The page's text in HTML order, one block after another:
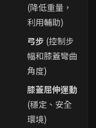
(降低重量，
利用輔助)
弓步 (控制步
幅和膝蓋彎曲
角度)
膝蓋屈伸運動
(穩定、安全
環境)